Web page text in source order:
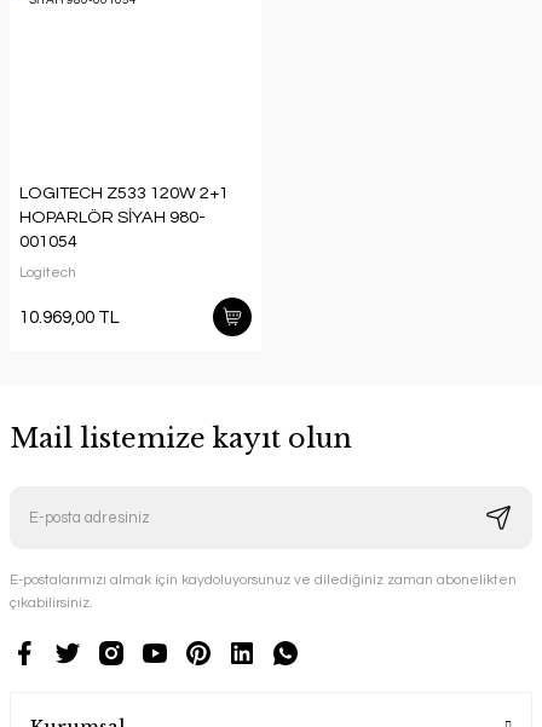
LOGITECH Z533 120W 2+1
HOPARLÖR SİYAH 980-
001054
Logitech
10.969,00 TL
Mail listemize kayıt olun
E-postalarımızı almak için kaydoluyorsunuz ve dilediğiniz zaman abonelikten
çıkabilirsiniz.